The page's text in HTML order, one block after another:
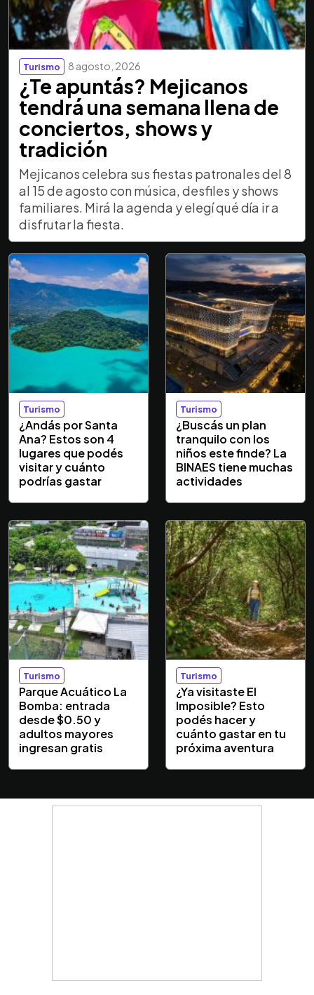
Turismo 8 agosto, 2026
¿Te apuntás? Mejicanos
tendrá una semana llena de
conciertos, shows y
tradición
Mejicanos celebra sus fiestas patronales del 8
al 15 de agosto con música, desfiles y shows
familiares. Mirá la agenda y elegí qué día ir a
disfrutar la fiesta.
Turismo
¿Andás por Santa
Ana? Estos son 4
lugares que podés
visitar y cuánto
podrías gastar
Turismo
¿Buscás un plan
tranquilo con los
niños este finde? La
BINAES tiene muchas
actividades
Turismo
Parque Acuático La
Bomba: entrada
desde $0.50 y
adultos mayores
ingresan gratis
Turismo
¿Ya visitaste El
Imposible? Esto
podés hacer y
cuánto gastar en tu
próxima aventura